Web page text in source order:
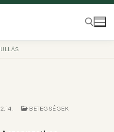
BETEGSÉGEK